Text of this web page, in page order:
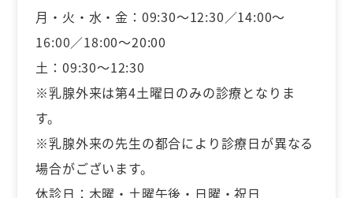
月・火・水・金：09:30～12:30／14:00～
16:00／18:00～20:00
土：09:30～12:30
※乳腺外来は第4土曜日のみの診療となりま
す。
※乳腺外来の先生の都合により診療日が異なる
場合がございます。
休診日：木曜・土曜午後・日曜・祝日